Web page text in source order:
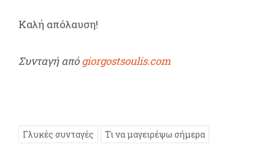
Καλή απόλαυση!
Συνταγή απόgiorgostsoulis.com
Γλυκές συνταγές Τι να μαγειρέψω σήμερα